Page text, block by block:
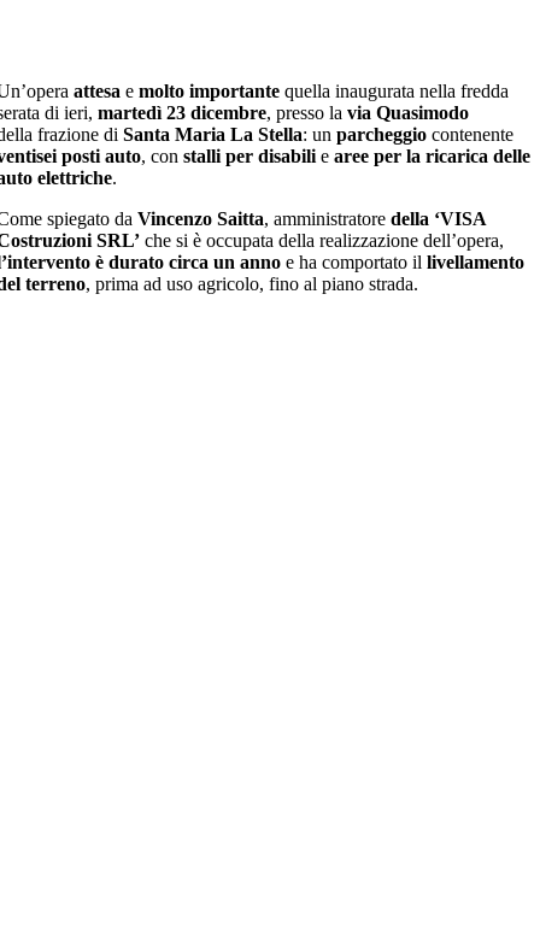
attesaemolto importantequella inaugurata nella fredda
di ieri,martedì 23 dicembre, presso lavia Quasimodo
frazione diSanta Maria La Stella: unparcheggiocontenente
posti auto, constalli per disabili earee per la ricarica delle
elettriche.
spiegato daVincenzo Saitta, amministratoredella ‘VISA
SRL’ che si è occupata della realizzazione dell’opera,
è durato circa un anno e ha comportato illivellamento
terreno, prima ad uso agricolo, fino al piano strada.